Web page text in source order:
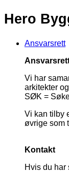
Hero
Ansvarsrett
Vi har
arkitekter
SØK =
Vi kan tilby
øvrige som
Kontakt
Hvis du har